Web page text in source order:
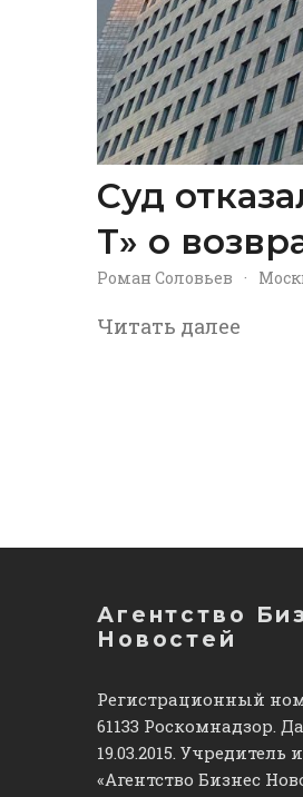
Суд
Т» о
Роман Соловьев ·
Читать далее
Агентство
Новостей
Регистрационный
61133 Роскомнадзор.
19.03.2015. Учредитель
«Агентство Бизнес